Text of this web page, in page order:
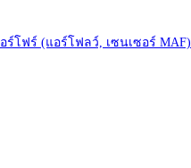
ร์โฟร์ (แอร์โฟลว์, เซนเซอร์ MAF)